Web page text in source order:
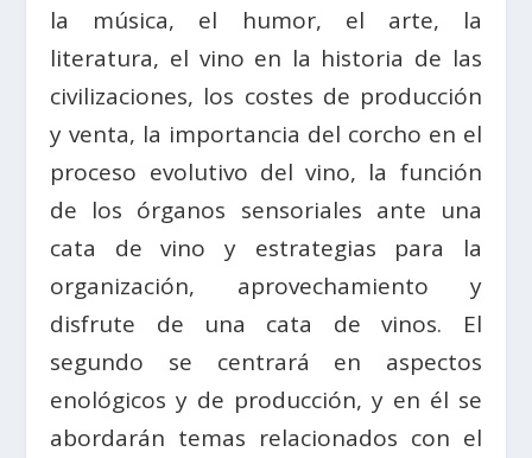
la música, el humor, el arte, la
literatura, el vino en la historia de las
civilizaciones, los costes de producción
y venta, la importancia del corcho en el
proceso evolutivo del vino, la función
de los órganos sensoriales ante una
cata de vino y estrategias para la
organización, aprovechamiento y
disfrute de una cata de vinos. El
segundo se centrará en aspectos
enológicos y de producción, y en él se
abordarán temas relacionados con el